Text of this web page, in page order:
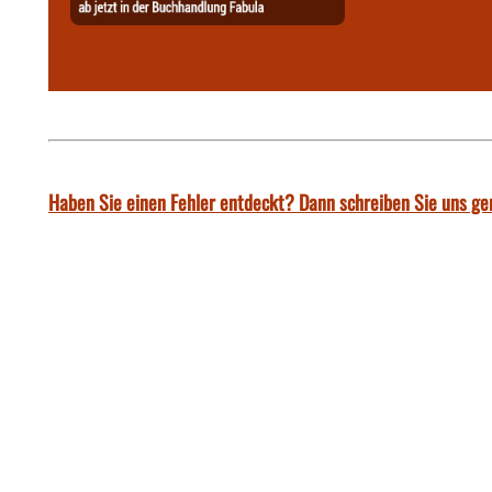
Haben Sie einen Fehler entdeckt? Dann schreiben Sie uns